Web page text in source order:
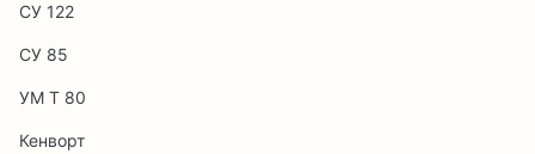
СУ 122
СУ 85
УМ Т 80
Кенворт